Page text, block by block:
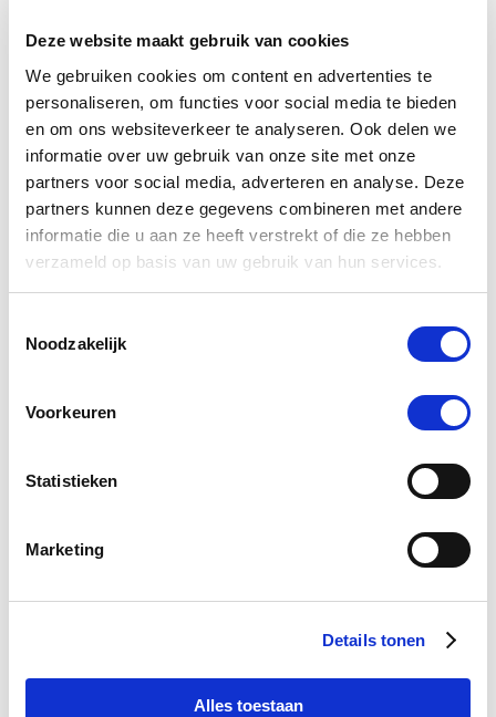
Deze website maakt gebruik van cookies
We gebruiken cookies om content en advertenties te
personaliseren, om functies voor social media te bieden
en om ons websiteverkeer te analyseren. Ook delen we
informatie over uw gebruik van onze site met onze
partners voor social media, adverteren en analyse. Deze
partners kunnen deze gegevens combineren met andere
informatie die u aan ze heeft verstrekt of die ze hebben
verzameld op basis van uw gebruik van hun services.
Noodzakelijk
Voorkeuren
Statistieken
Marketing
Details tonen
Alles toestaan
PUUR Plantago Ovata Hond/Kat 35g
-5 %